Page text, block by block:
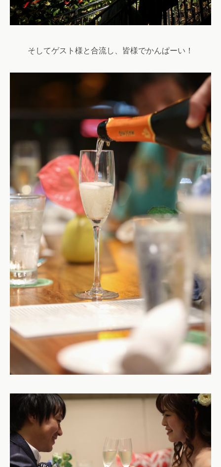
そしてゲスト様と合流し、皆様でかんぱーい！